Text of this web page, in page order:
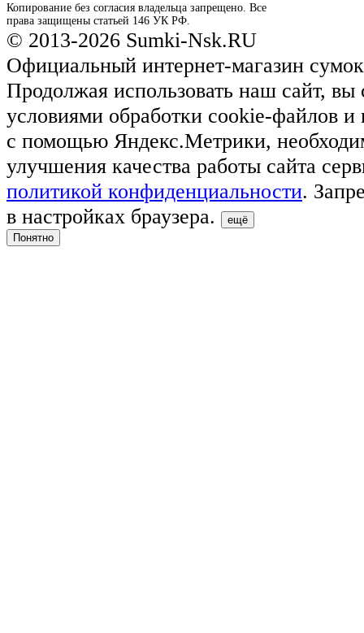
Копирование без согласия владельца запрещено. Все
права защищены статьей 146 УК РФ.
© 2013-2026 Sumki-Nsk.RU
Официальный интернет-магазин
Продолжая использовать наш сайт, вы
условиями обработки cookie-файлов и
с помощью Яндекс.Метрики,
улучшения качества работы сайта
политикой конфиденциальности.
в настройках браузера.
ещё
Понятно